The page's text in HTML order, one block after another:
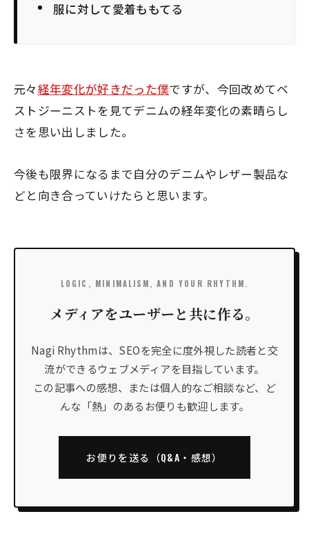
服に対して愛着ももてる
元々経年変化が好きだった僕ですが、今回改めてベ
ストジーニストを見てデニムの経年変化の素晴らし
さを思い出しました。
今後も限界になるまで自分のデニムやレザー製品な
どと向き合っていけたらと思います。
LOGIC, MINIMALISM, AND YOUR RHYTHM.
メディアをユーザーと共に作る。
Nagi Rhythmは、SEOを完全に度外視した読者と交
流ができるウェブメディアを目指しています。
この記事への感想、または個人的なご相談など、ど
んな「熱」のあるお便りも歓迎します。
お便りを送る（Q&A・感想）